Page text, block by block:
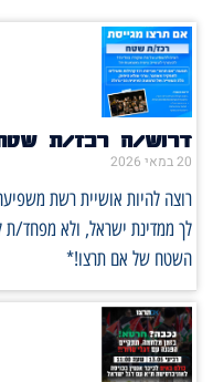
דרוש/ה רכז/ת
20 במאי 2026
רוצה להיות אושיית רשת
לך ממדינת ישראל, ולא מפחד/
השטח של אם תרצו!*